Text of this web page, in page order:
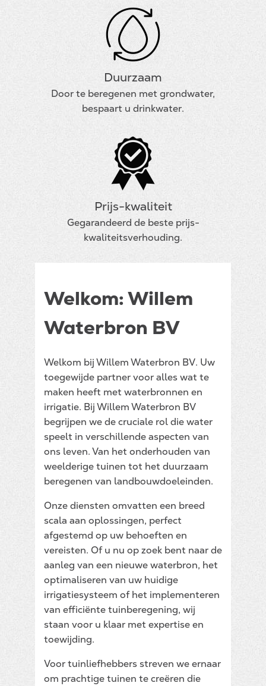
Duurzaam
Door te beregenen met grondwater,
bespaart u drinkwater.
Prijs-kwaliteit
Gegarandeerd de beste prijs-
kwaliteitsverhouding.
Welkom: Willem
Waterbron BV
Welkom bij Willem Waterbron BV. Uw
toegewijde partner voor alles wat te
maken heeft met waterbronnen en
irrigatie. Bij Willem Waterbron BV
begrijpen we de cruciale rol die water
speelt in verschillende aspecten van
ons leven. Van het onderhouden van
weelderige tuinen tot het duurzaam
beregenen van landbouwdoeleinden.
Onze diensten omvatten een breed
scala aan oplossingen, perfect
afgestemd op uw behoeften en
vereisten. Of u nu op zoek bent naar de
aanleg van een nieuwe waterbron, het
optimaliseren van uw huidige
irrigatiesysteem of het implementeren
van efficiënte tuinberegening, wij
staan voor u klaar met expertise en
toewijding.
Voor tuinliefhebbers streven we ernaar
om prachtige tuinen te creëren die